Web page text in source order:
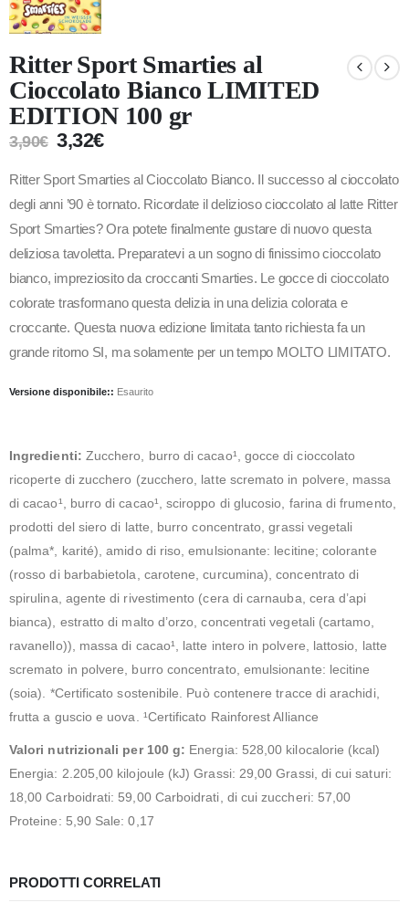
Ritter Sport Smarties al
Cioccolato Bianco LIMITED
EDITION 100 gr
3,90€ 3,32€
Ritter Sport Smarties al Cioccolato Bianco. Il successo al cioccolato
degli anni ’90 è tornato. Ricordate il delizioso cioccolato al latte Ritter
Sport Smarties? Ora potete finalmente gustare di nuovo questa
deliziosa tavoletta. Preparatevi a un sogno di finissimo cioccolato
bianco, impreziosito da croccanti Smarties. Le gocce di cioccolato
colorate trasformano questa delizia in una delizia colorata e
croccante. Questa nuova edizione limitata tanto richiesta fa un
grande ritorno SI, ma solamente per un tempo MOLTO LIMITATO.
Versione disponibile:: Esaurito
Ingredienti: Zucchero, burro di cacao¹, gocce di cioccolato
ricoperte di zucchero (zucchero, latte scremato in polvere, massa
di cacao¹, burro di cacao¹, sciroppo di glucosio, farina di frumento,
prodotti del siero di latte, burro concentrato, grassi vegetali
(palma*, karité), amido di riso, emulsionante: lecitine; colorante
(rosso di barbabietola, carotene, curcumina), concentrato di
spirulina, agente di rivestimento (cera di carnauba, cera d’api
bianca), estratto di malto d’orzo, concentrati vegetali (cartamo,
ravanello)), massa di cacao¹, latte intero in polvere, lattosio, latte
scremato in polvere, burro concentrato, emulsionante: lecitine
(soia). *Certificato sostenibile. Può contenere tracce di arachidi,
frutta a guscio e uova. ¹Certificato Rainforest Alliance
Valori nutrizionali per 100 g: Energia: 528,00 kilocalorie (kcal)
Energia: 2.205,00 kilojoule (kJ) Grassi: 29,00 Grassi, di cui saturi:
18,00 Carboidrati: 59,00 Carboidrati, di cui zuccheri: 57,00
Proteine: 5,90 Sale: 0,17
PRODOTTI CORRELATI